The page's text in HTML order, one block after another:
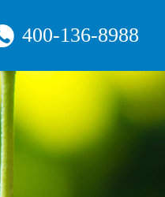
400-136-8988